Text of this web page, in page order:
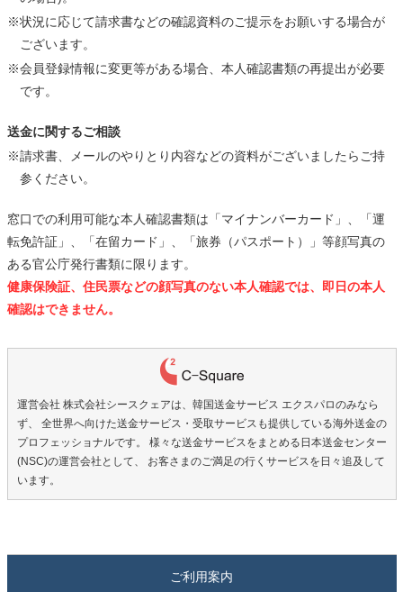
※状況に応じて請求書などの確認資料のご提示をお願いする場合が
ございます。
※会員登録情報に変更等がある場合、本人確認書類の再提出が必要
です。
送金に関するご相談
※請求書、メールのやりとり内容などの資料がございましたらご持
参ください。
窓口での利用可能な本人確認書類は「マイナンバーカード」、「運
転免許証」、「在留カード」、「旅券（パスポート）」等顔写真の
ある官公庁発行書類に限ります。
健康保険証、住民票などの顔写真のない本人確認では、即日の本人
確認はできません。
運営会社 株式会社シースクェアは、韓国送金サービス エクスパロのみなら
ず、 全世界へ向けた送金サービス・受取サービスも提供している海外送金の
プロフェッショナルです。 様々な送金サービスをまとめる日本送金センター
(NSC)の運営会社として、 お客さまのご満足の行くサービスを日々追及して
います。
ご利用案内